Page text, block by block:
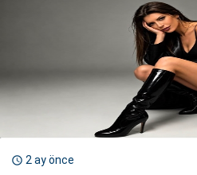
 2 ay önce